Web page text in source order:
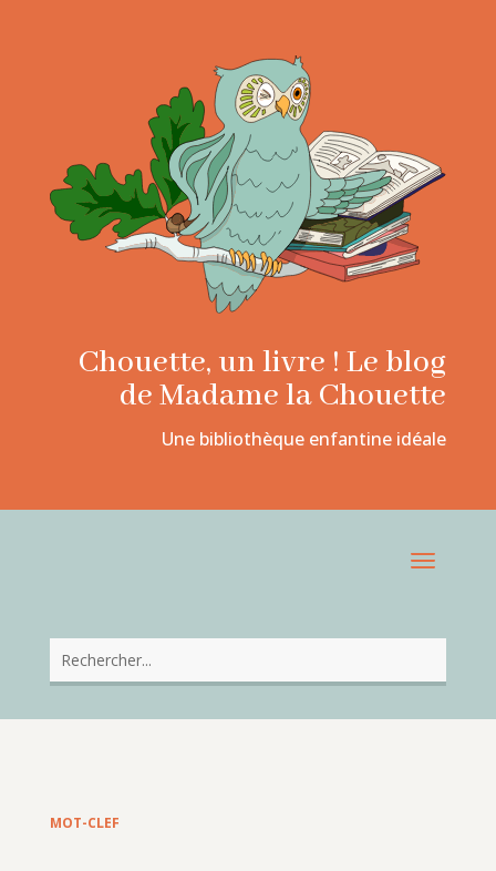
Chouette, un livre ! Le blog
de Madame la Chouette
Une bibliothèque enfantine idéale
MOT-CLEF